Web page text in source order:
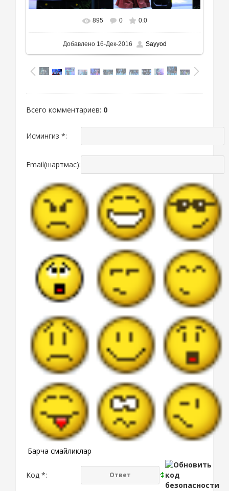
895 0 0.0
Добавлено16-Дек-2016 Sayyod
Всего комментариев: 0
Исмингиз *:
Email(шартмас):
Барча смайликлар
Код *: